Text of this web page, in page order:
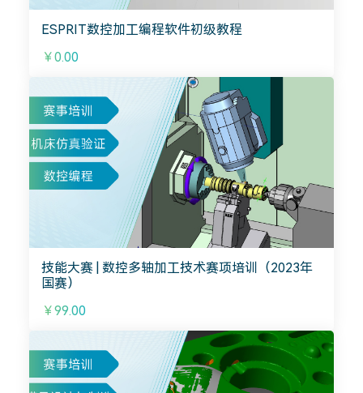
ESPRIT数控加工编程软件初级教程
￥0.00
技能大赛 | 数控多轴加工技术赛项培训（2023年
国赛）
￥99.00